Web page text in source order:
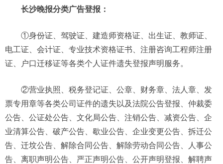
长沙晚报分类广告登报：
①身份证、驾驶证、建造师资格证、出生证、教师证、
电工证、会计证、专业技术资格证书、注册咨询工程师注册
证、户口迁移证等各类个人证件遗失登报声明服务。
②营业执照、税务登记证、公章、财务章、法人章、发
票专用章等各类公司证件的遗失以及法院公告登报、仲裁委
公告、公证处公告、文化局公告、注销公告、减资公告、企
业清算公告、破产公告、歇业公告、企业变更公告、拆迁公
告、迁坟公告、解除合同公告、解除劳动合同公告、人事公
告、离职声明公告、严正声明公告、公开声明登报、解聘声